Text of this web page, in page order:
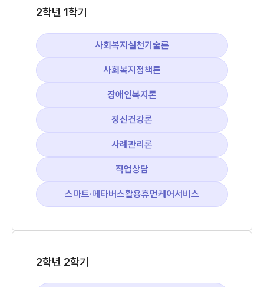
2학년 1학기
사회복지실천기술론
사회복지정책론
장애인복지론
정신건강론
사례관리론
직업상담
스마트·메타버스활용휴먼케어서비스
2학년 2학기